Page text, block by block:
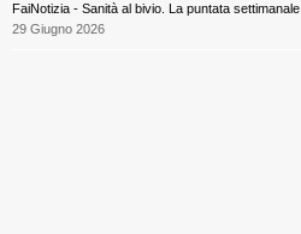
FaiNotizia - Sanità al bivio. La puntata settimanale
29 Giugno 2026